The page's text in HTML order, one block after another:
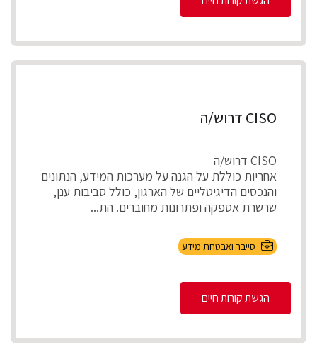
CISO דרוש/ה
CISO דרוש/ה
אחריות כוללת על הגנה על מערכות המידע, הנתונים
והנכסים הדיגיטליים של הארגון, כולל סביבות ענן,
שרשרת אספקה ופתרונות מחוברים. הת...
סייבר ואבטחת מידע
הגשת קורות חיים